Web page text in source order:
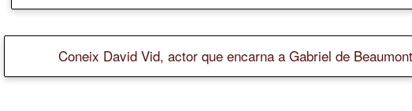
Coneix David Vid, actor que encarna a Gabriel de Beaumont